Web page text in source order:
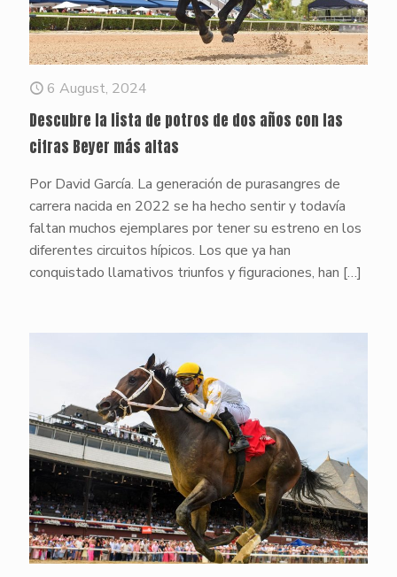
6 August, 2024
Descubre la lista de potros de dos años con las
cifras Beyer más altas
Por David García. La generación de purasangres de
carrera nacida en 2022 se ha hecho sentir y todavía
faltan muchos ejemplares por tener su estreno en los
diferentes circuitos hípicos. Los que ya han
conquistado llamativos triunfos y figuraciones, han […]